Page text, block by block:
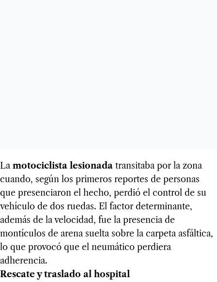
La motociclista lesionada transitaba por la zona
cuando, según los primeros reportes de personas
que presenciaron el hecho, perdió el control de su
vehículo de dos ruedas. El factor determinante,
además de la velocidad, fue la presencia de
montículos de arena suelta sobre la carpeta asfáltica,
lo que provocó que el neumático perdiera
adherencia.
Rescate y traslado al hospital